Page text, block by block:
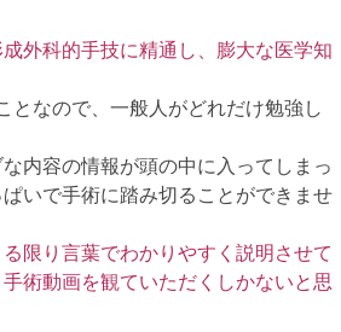
外科的手技に精通し、膨大な医学知
となので、一般人がどれだけ勉強し
内容の情報が頭の中に入ってしまっ
いで手術に踏み切ることができませ
限り言葉でわかりやすく説明させて
術動画を観ていただくしかないと思